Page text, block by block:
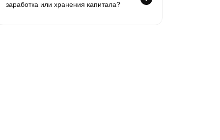
заработка или хранения капитала?